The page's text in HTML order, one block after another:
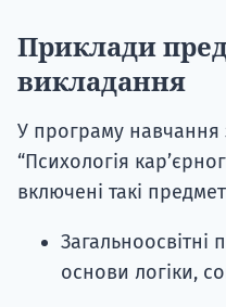
Приклади
викладання
У програму
“Психологія
включені такі
Загальноосвітні
основи логіки,